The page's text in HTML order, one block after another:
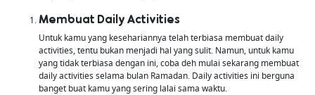
Membuat Daily Activities
Untuk kamu yang kesehariannya telah terbiasa membuat daily
activities, tentu bukan menjadi hal yang sulit. Namun, untuk kamu
yang tidak terbiasa dengan ini, coba deh mulai sekarang membuat
daily activities selama bulan Ramadan. Daily activities ini berguna
banget buat kamu yang sering lalai sama waktu.